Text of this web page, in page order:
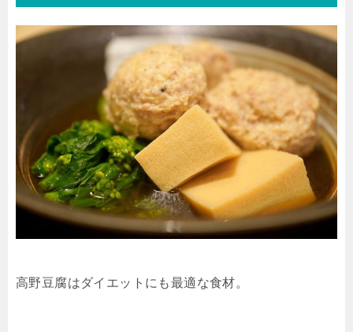
高野豆腐はダイエットにも最適な食材。